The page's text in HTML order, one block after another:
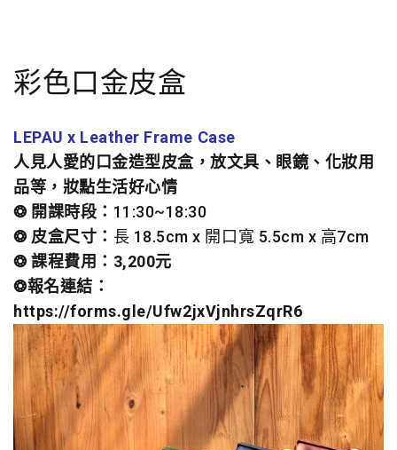
彩色口金皮盒
LEPAU x Leather Frame Case
人見人愛的口金造型皮盒，放文具、眼鏡、化妝用
品等，妝點生活好心情
❂ 開課時段： 11:30~18:30
❂ 皮盒尺寸： 長 18.5cm x 開口寬 5.5cm x 高7cm
❂ 課程費用： 3,200元
❂報名連結 ：
https://forms.gle/Ufw2jxVjnhrsZqrR6